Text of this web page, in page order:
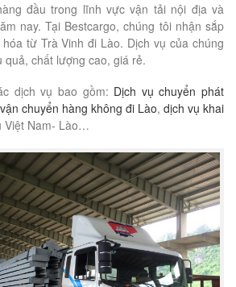
đầu trong lĩnh vực vận tải nội địa và
nay. Tại Bestcargo, chúng tôi nhận sắp
từ Trà Vinh đi Lào. Dịch vụ của chúng
quả, chất lượng cao, giá rẻ.
dịch vụ bao gồm: Dịch vụ chuyển phát
chuyển hàng không đi Lào, dịch vụ khai
Việt Nam- Lào…